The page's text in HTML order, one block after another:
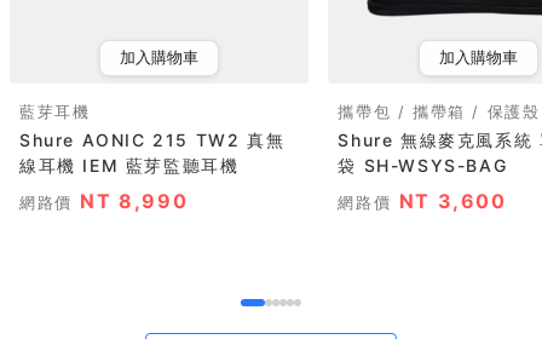
加入購物車
藍芽耳機
Shure AONIC 215 TW2 真無
線耳機 IEM 藍芽監聽耳機
網路價 NT 8,990
加入購物車
攜帶包 / 攜帶箱 / 保護殼
Shure 無線麥克風系統
袋 SH-WSYS-BAG
網路價 NT 3,600